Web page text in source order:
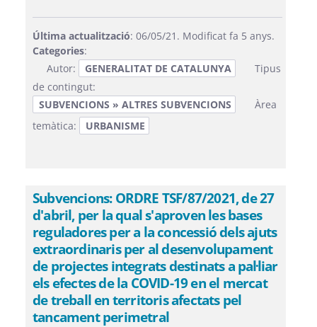
Última actualització: 06/05/21. Modificat fa 5 anys.
Categories:
Autor:
GENERALITAT DE CATALUNYA
Tipus
de contingut:
SUBVENCIONS » ALTRES SUBVENCIONS
Àrea
temàtica:
URBANISME
Subvencions: ORDRE TSF/87/2021, de 27
d'abril, per la qual s'aproven les bases
reguladores per a la concessió dels ajuts
extraordinaris per al desenvolupament
de projectes integrats destinats a pal·liar
els efectes de la COVID-19 en el mercat
de treball en territoris afectats pel
tancament perimetral